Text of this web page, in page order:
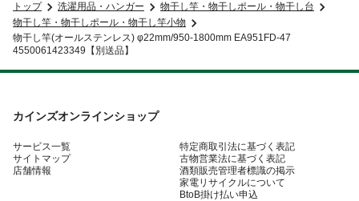
トップ 洗濯用品・ハンガー
物干し竿・物干しポール・物干し台
物干し竿・物干しポール・物干し竿小物
物干し竿(オールステンレス) φ22mm/950-1800mm EA951FD-47
4550061423349【別送品】
カインズオンラインショップ
サービス一覧
サイトマップ
店舗情報
特定商取引法に基づく表記
古物営業法に基づく表記
酒類販売管理者標識の掲示
家電リサイクルについて
BtoB掛け払い申込